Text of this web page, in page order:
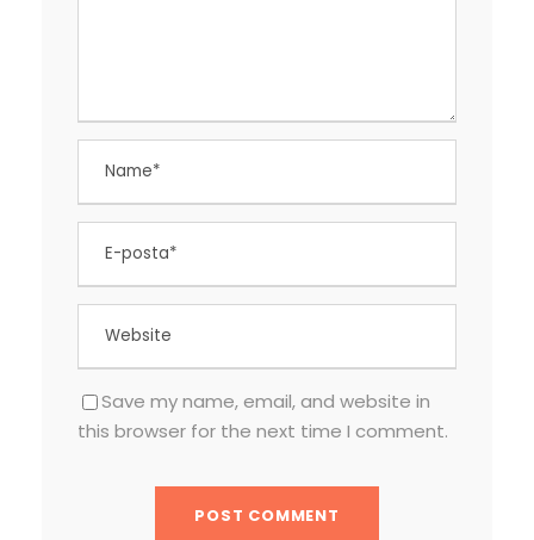
Save my name, email, and website in
this browser for the next time I comment.